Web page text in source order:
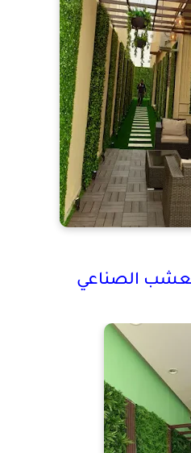
الصناعي